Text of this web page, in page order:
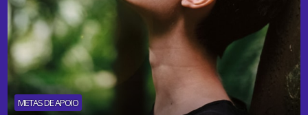
METAS DE APOIO